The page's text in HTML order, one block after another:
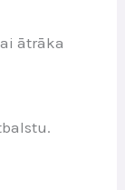
ātrāka